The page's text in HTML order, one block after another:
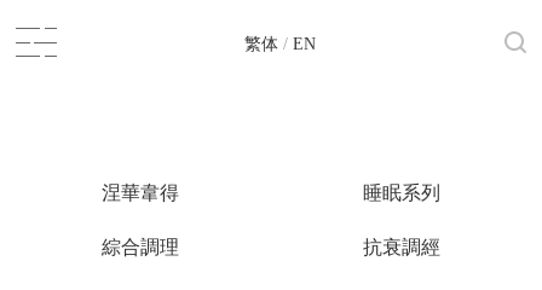
繁体/ EN
涅華韋得 睡眠系列
綜合調理 抗衰調經